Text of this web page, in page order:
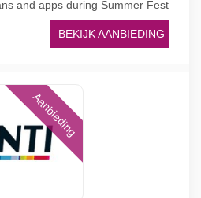
and apps during Summer Fest
BEKIJK AANBIEDING
Aanbieding